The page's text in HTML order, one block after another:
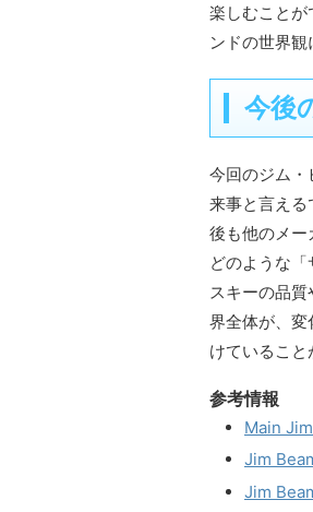
楽しむことが
ンドの世界観
今後
今回のジム・
来事と言える
後も他のメ
どのような
スキーの品
界全体が、
けていること
参考情報
Main
Jim
Jim